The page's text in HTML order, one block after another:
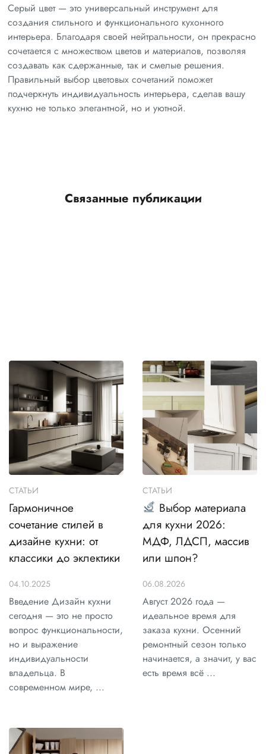
Серый цвет — это универсальный инструмент для
создания стильного и функционального кухонного
интерьера. Благодаря своей нейтральности, он прекрасно
сочетается с множеством цветов и материалов, позволяя
создавать как сдержанные, так и смелые решения.
Правильный выбор цветовых сочетаний поможет
подчеркнуть индивидуальность интерьера, сделав вашу
кухню не только элегантной, но и уютной.
Связанные публикации
СТАТЬИ
Гармоничное
сочетание стилей в
дизайне кухни: от
классики до эклектики
04.10.2025
Введение Дизайн кухни
сегодня — это не просто
вопрос функциональности,
но и выражение
индивидуальности
владельца. В
современном мире, ...
СТАТЬИ
Выбор материала
для кухни 2026:
МДФ, ЛДСП, массив
или шпон?
06.08.2026
Август 2026 года —
идеальное время для
заказа кухни. Осенний
ремонтный сезон только
начинается, а значит, у вас
есть время всё ...